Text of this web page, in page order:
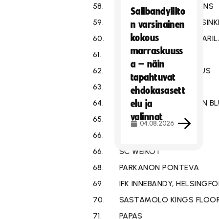
58.
SALIBANDY CLUB URBANS
59.
JOKERISALIBANDY
60.
V- JA U-SEURA
61.
KIRKKOJÄRVEN LOISKE
62.
ROISMALAN PONNISTUS
63.
KELLON LYÖNTI
64.
INNEBANDYFÖRENINGEN
65.
VARKAUDEN TARMO
66.
66.
SC WEIKOT
68.
PARKANON PONTEVA
69.
IFK INNEBANDY,
70.
SASTAMOLO KINGS
71.
PAPAS
Salibandyliito
n varsinainen
kokous
marraskuuss
a – näin
tapahtuvat
ehdokasasett
elu ja
valinnat
04.08.2026